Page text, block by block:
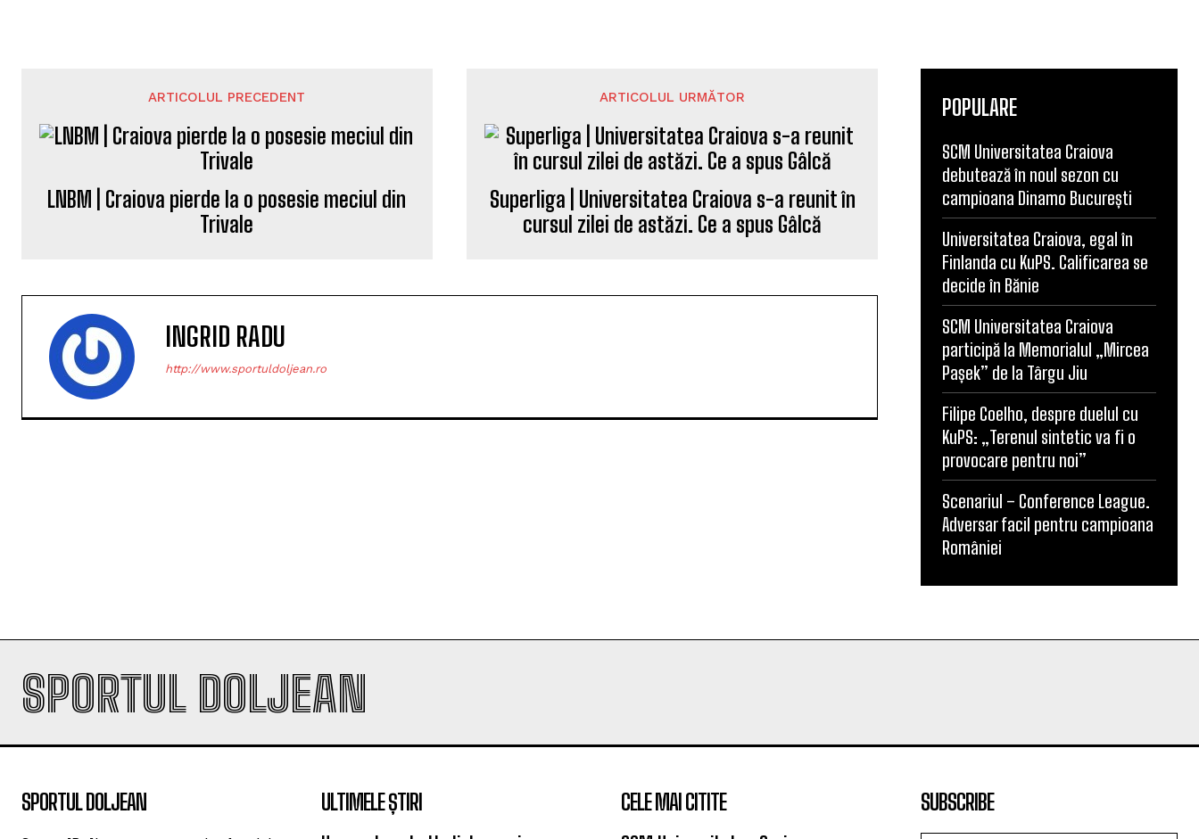
ARTICOLUL PRECEDENT
LNBM | Craiova pierde la o posesie meciul din
Trivale
ARTICOLUL URMĂTOR
Superliga | Universitatea Craiova s-a reunit în
cursul zilei de astăzi. Ce a spus Gâlcă
INGRID RADU
http://www.sportuldoljean.ro
POPULARE
SCM Universitatea Craiova
debutează în noul sezon cu
campioana Dinamo București
Universitatea Craiova, egal în
Finlanda cu KuPS. Calificarea se
decide în Bănie
SCM Universitatea Craiova
participă la Memorialul „Mircea
Pașek” de la Târgu Jiu
Filipe Coelho, despre duelul cu
KuPS: „Terenul sintetic va fi o
provocare pentru noi”
Scenariul – Conference League.
Adversar facil pentru campioana
României
SPORTUL DOLJEAN
SPORTUL DOLJEAN ULTIMELE ȘTIRI CELE MAI CITITE SUBSCRIBE